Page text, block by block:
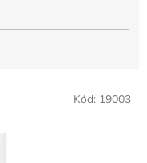
Kód: 19003